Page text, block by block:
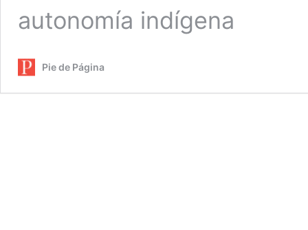
autonomía indígena
Pie de Página